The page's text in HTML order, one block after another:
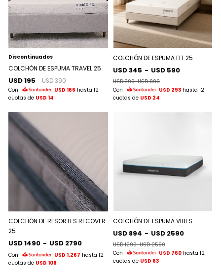
Discontinuados
COLCHÓN DE ESPUMA TRAVEL 25
USD 195 USD 390
Con USD 166 hasta 12
cuotas de USD 14
COLCHÓN DE ESPUMA FIT 25
USD 345 - USD 590
USD 390-USD 890
Con
USD 293 hasta 12
cuotas de USD 24
COLCHÓN DE RESORTES RECOVER
25
USD 1490 - USD 2790
Con USD 1.267 hasta 12
cuotas de USD 106
COLCHÓN DE ESPUMA VIBES
USD 894 - USD 2590
USD 1290-USD 2590
Con
USD 760 hasta 12
cuotas de USD 63